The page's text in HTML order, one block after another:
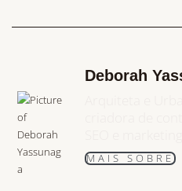
Deborah
MAIS SOBRE